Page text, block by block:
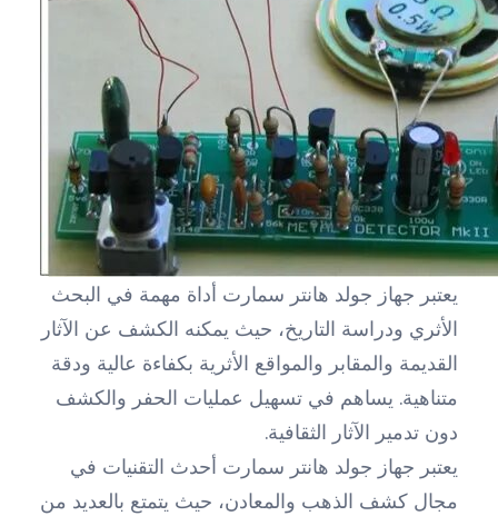
يعتبر جهاز جولد هانتر سمارت أداة مهمة في البحث
الأثري ودراسة التاريخ، حيث يمكنه الكشف عن الآثار
القديمة والمقابر والمواقع الأثرية بكفاءة عالية ودقة
متناهية. يساهم في تسهيل عمليات الحفر والكشف
دون تدمير الآثار الثقافية.
يعتبر جهاز جولد هانتر سمارت أحدث التقنيات في
مجال كشف الذهب والمعادن، حيث يتمتع بالعديد من